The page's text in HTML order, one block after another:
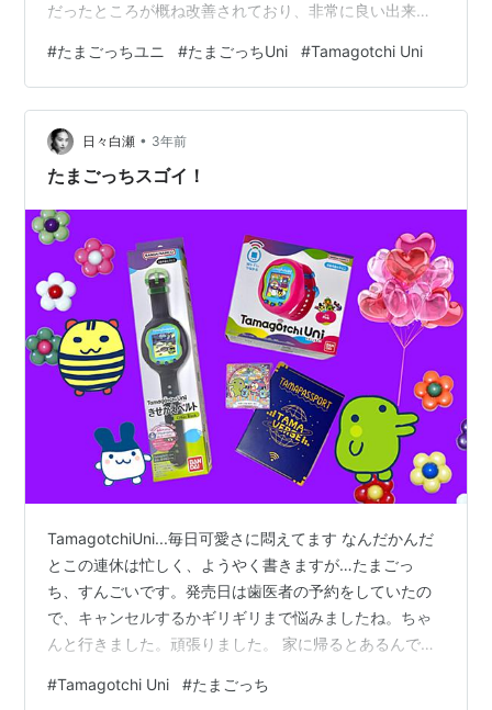
だったところが概ね改善されており、非常に良い出来だ
すすめです。 バンダイ(BANDAI) Tamagotchi Uni Purple
対象年齢 6才以上 【日本おもちゃ大賞2023コミュニケー
ショントイ部門大賞】【2023年日経優秀製品・サービス
賞・日経MJ賞受賞】 バンダイ(BANDAI) Amazon たまご
っちUni（ユニ）の特徴 たまごっ…
#たまごっちユニ #たまごっちUni #Tamagotchi Uni
日々白瀬 • 3年前
たまごっちスゴイ！
TamagotchiUni...毎日可愛さに悶えてます なんだかんだ
とこの連休は忙しく、ようやく書きますが…たまごっ
ち、すんごいです。発売日は歯医者の予約をしていたの
で、キャンセルするかギリギリまで悩みましたね。ちゃ
んと行きました。頑張りました。 家に帰るとあるんです
ク)、きせかえベルト(黒)、予約特典のたまパスポートと
#Tamagotchi Uni #たまごっち